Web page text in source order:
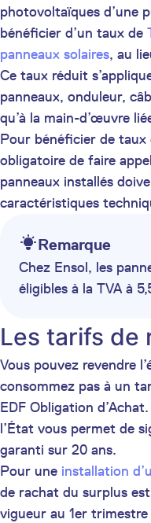
photovoltaïques d’une
bénéficier d’un taux de
panneaux solaires, au
Ce taux réduit
panneaux, onduleur,
qu’à la main-d’œuvre
Pour bénéficier de taux
obligatoire de faire
panneaux installés
caractéristiques
Remarque
Chez Ensol, les
éligibles à la TVA à
Les tarifs de
Vous pouvez revendre
consommez pas à un
EDF Obligation
l’État vous permet de
garanti sur 20 ans.
Pour une installation
de rachat du surplus
vigueur au 1er